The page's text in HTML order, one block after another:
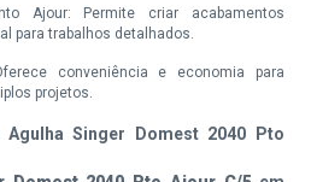
Ajour: Permite criar acabamentos
para trabalhos detalhados.
conveniência e economia para
projetos.
Singer Domest 2040 Pto